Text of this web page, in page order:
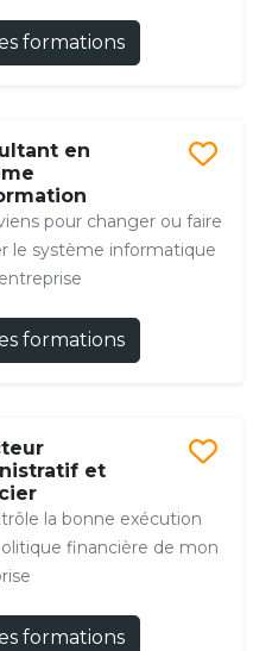
formations
en
pour changer ou faire
le système informatique
formations
et
la bonne exécution
financière de mon
formations